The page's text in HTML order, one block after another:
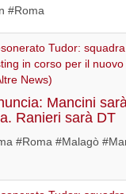
#Roma
News)
Mancini
Ranieri sarà DT
#Roma #Malagò